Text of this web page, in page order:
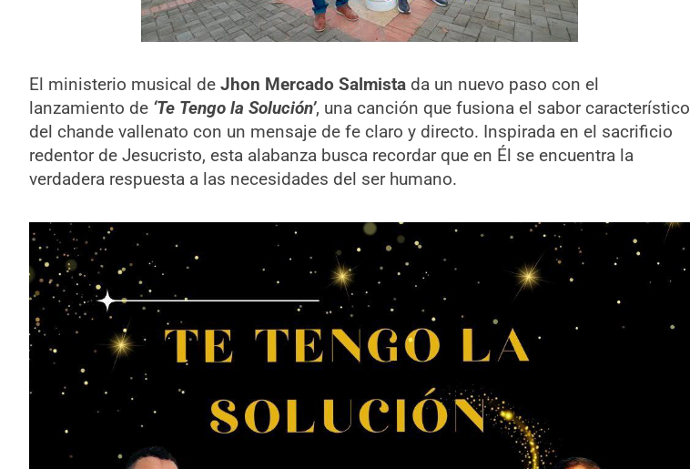
El ministerio musical de Jhon Mercado Salmistada un nuevo paso con el
lanzamiento de ‘Te Tengo la Solución’, una canción que fusiona el sabor característico
del chande vallenato con un mensaje de fe claro y directo. Inspirada en el sacrificio
redentor de Jesucristo, esta alabanza busca recordar que en Él se encuentra la
verdadera respuesta a las necesidades del ser humano.